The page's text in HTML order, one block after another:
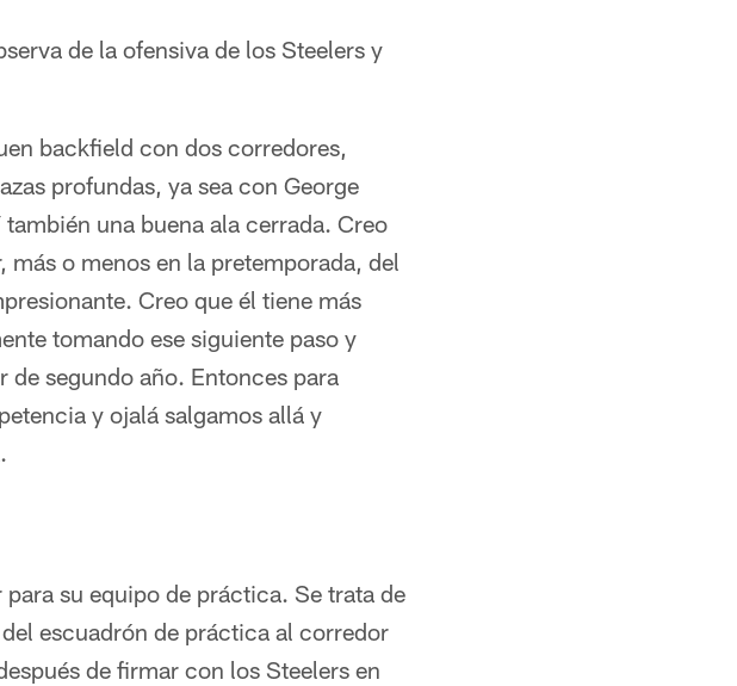
de la ofensiva de los Steelers y
backfield con dos corredores,
profundas, ya sea con George
una buena ala cerrada. Creo
o menos en la pretemporada, del
Creo que él tiene más
tomando ese siguiente paso y
segundo año. Entonces para
y ojalá salgamos allá y
su equipo de práctica. Se trata de
escuadrón de práctica al corredor
de firmar con los Steelers en